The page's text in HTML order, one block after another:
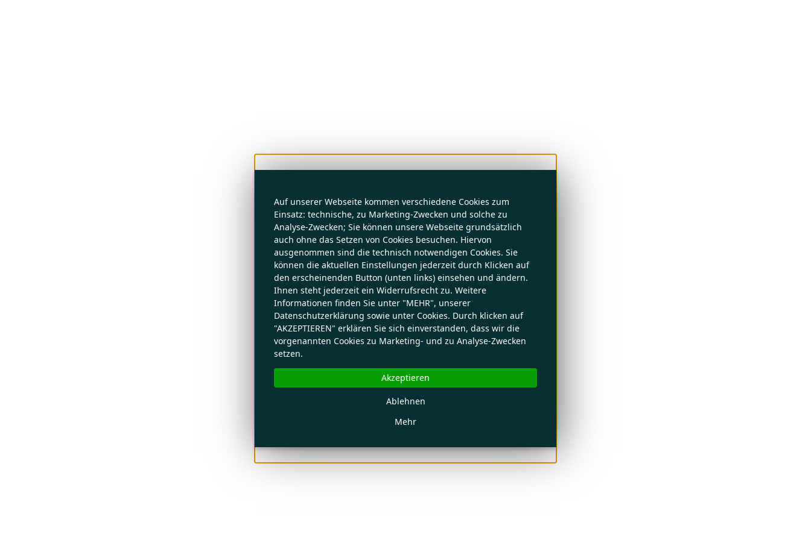
Auf unserer Webseite kommen verschiedene Cookies zum
Einsatz: technische, zu Marketing-Zwecken und solche zu
Analyse-Zwecken; Sie können unsere Webseite grundsätzlich
auch ohne das Setzen von Cookies besuchen. Hiervon
ausgenommen sind die technisch notwendigen Cookies. Sie
können die aktuellen Einstellungen jederzeit durch Klicken auf
den erscheinenden Button (unten links) einsehen und ändern.
Ihnen steht jederzeit ein Widerrufsrecht zu. Weitere
Informationen finden Sie unter "MEHR", unserer
Datenschutzerklärung sowie unter Cookies. Durch klicken auf
"AKZEPTIEREN" erklären Sie sich einverstanden, dass wir die
vorgenannten Cookies zu Marketing- und zu Analyse-Zwecken
setzen.
Mehr
Ablehnen
Akzeptieren